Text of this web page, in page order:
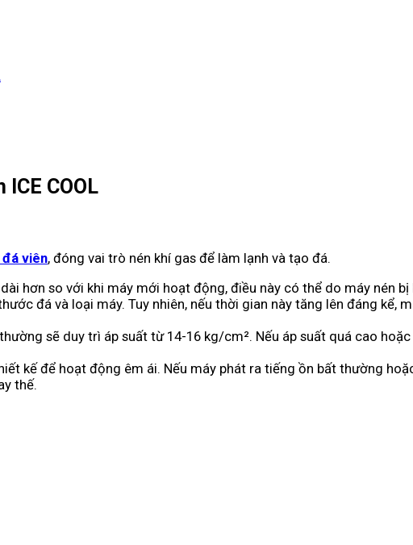
COOL
đá viên, đóng vai trò nén khí gas để làm lạnh và tạo đá.
hơn so với khi máy mới hoạt động, điều này có thể do máy nén
đá và loại máy. Tuy nhiên, nếu thời gian này tăng lên đáng kể,
sẽ duy trì áp suất từ 14-16 kg/cm². Nếu áp suất quá cao
kế để hoạt động êm ái. Nếu máy phát ra tiếng ồn bất thường
thế​.